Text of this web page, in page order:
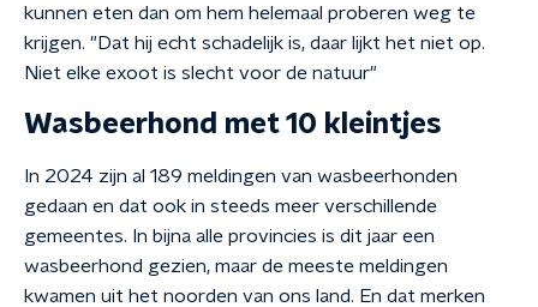
kunnen eten dan om hem helemaal proberen weg te
krijgen. "Dat hij echt schadelijk is, daar lijkt het niet op.
Niet elke exoot is slecht voor de natuur"
Wasbeerhond met 10 kleintjes
In 2024 zijn al 189 meldingen van wasbeerhonden
gedaan en dat ook in steeds meer verschillende
gemeentes. In bijna alle provincies is dit jaar een
wasbeerhond gezien, maar de meeste meldingen
kwamen uit het noorden van ons land. En dat merken